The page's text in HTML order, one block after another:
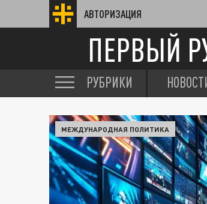
АВТОРИЗАЦИЯ
ПЕРВЫЙ
РУБРИКИ
МЕЖДУНАРОДНАЯ ПОЛИТИКА